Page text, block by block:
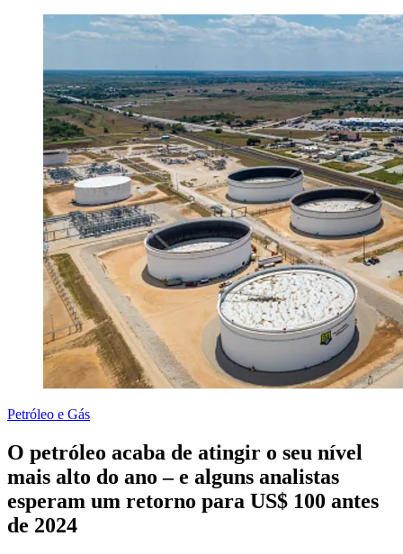
Petróleo e Gás
O petróleo acaba de atingir o seu nível
mais alto do ano – e alguns analistas
esperam um retorno para US$ 100 antes
de 2024